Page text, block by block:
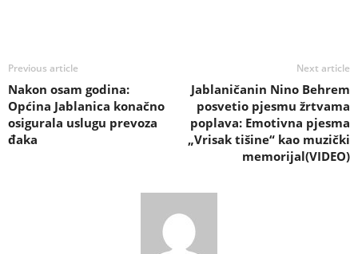
Previous article
Nakon osam godina:
Općina Jablanica konačno
osigurala uslugu prevoza
đaka
Next article
Jablaničanin Nino Behrem
posvetio pjesmu žrtvama
poplava: Emotivna pjesma
„Vrisak tišine“ kao muzički
memorijal(VIDEO)